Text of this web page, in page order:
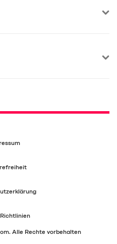
Alle Rechte vorbehalten